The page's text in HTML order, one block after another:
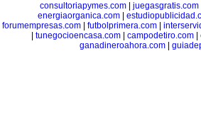
consultoriapymes.com
juegasgratis.com
energiaorganica.com|
forumempresas.com
futbolprimera.com
tunegocioencasa.com| campodetiro.com|
ganadineroahora.com|